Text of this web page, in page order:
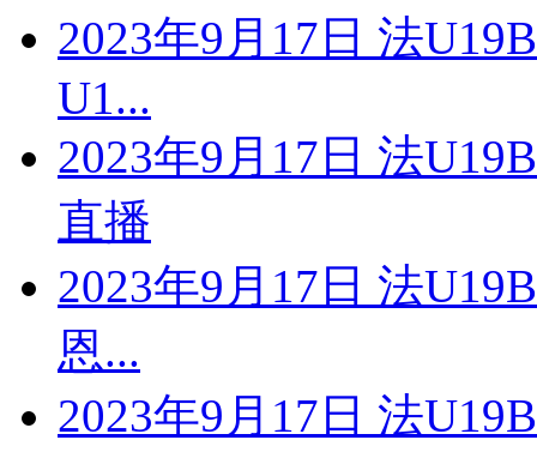
2023年9月17日 法
U1...
2023年9月17日 法
直播
2023年9月17日 法
恩...
2023年9月17日 法